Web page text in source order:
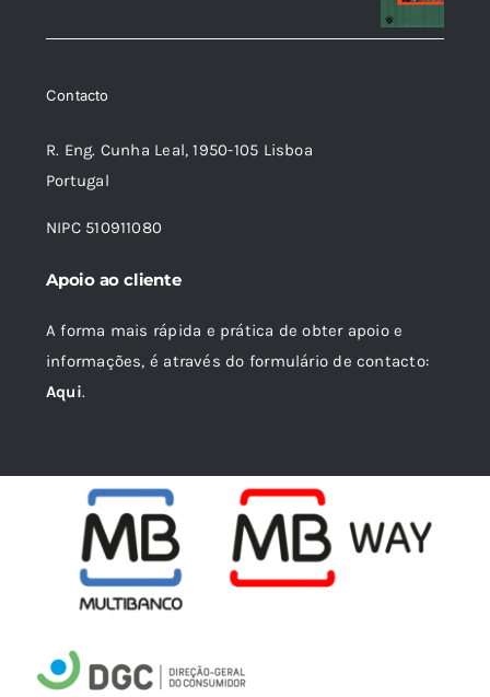
original
19,89 €.
atual
17,89 €.
Contacto
R. Eng. Cunha Leal, 1950-105 Lisboa
Portugal
NIPC 510911080
Apoio ao cliente
A forma mais rápida e prática de obter apoio e
informações, é através do formulário de contacto:
Aqui.